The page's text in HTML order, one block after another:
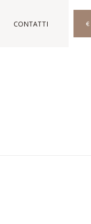
CONTATTI €